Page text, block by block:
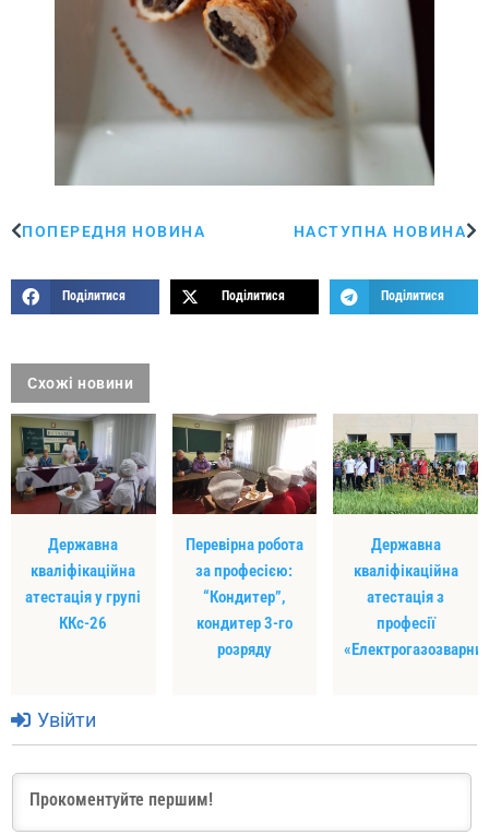
ПОПЕРЕДНЯ НОВИНА НАСТУПНА НОВИНА
Поділитися Поділитися Поділитися
Схожі новини
Державна
кваліфікаційна
атестація у групі
ККс-26
Перевірна робота
за професією:
“Кондитер”,
кондитер 3-го
розряду
Державна
кваліфікаційна
атестація з
професії
Увійти